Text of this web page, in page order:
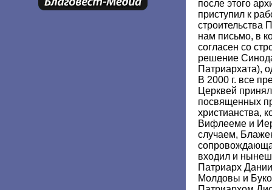
после этого
приступил к
строительства
нам письмо, в
согласен со
решение
Патриархата),
В 2000 г. все
Церквей
посвященных
христианства,
Вифлееме и
случаем,
входил и
Патриарх
Молдовы и